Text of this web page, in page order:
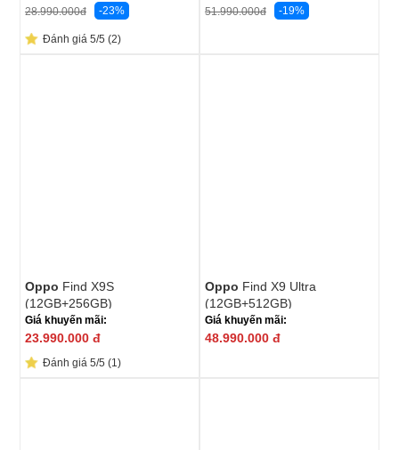
28.990.000đ -23%
Đánh giá 5/5 (2)
51.990.000đ -19%
Oppo Find X9S
(12GB+256GB)
Giá khuyến mãi:
23.990.000 đ
Đánh giá 5/5 (1)
Oppo Find X9 Ultra
(12GB+512GB)
Giá khuyến mãi:
48.990.000 đ